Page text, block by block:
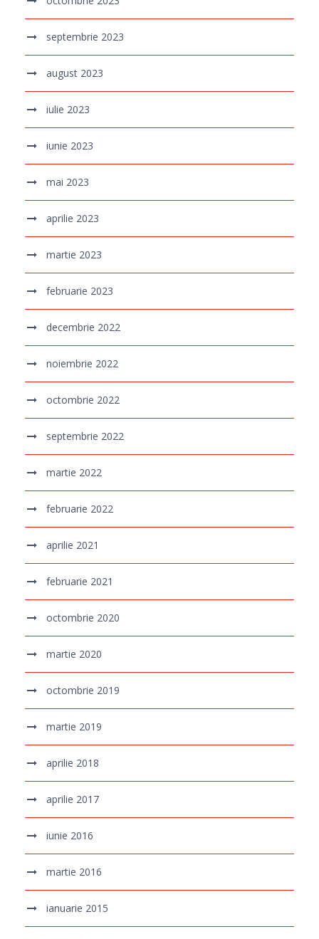
septembrie 2023
august 2023
iulie 2023
iunie 2023
mai 2023
aprilie 2023
martie 2023
februarie 2023
decembrie 2022
noiembrie 2022
octombrie 2022
septembrie 2022
martie 2022
februarie 2022
aprilie 2021
februarie 2021
octombrie 2020
martie 2020
octombrie 2019
martie 2019
aprilie 2018
aprilie 2017
iunie 2016
martie 2016
ianuarie 2015